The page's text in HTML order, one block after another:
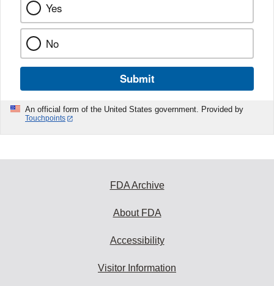
Yes
No
Submit
An official form of the United States government. Provided by
Touchpoints
FDA Archive
About FDA
Accessibility
Visitor Information